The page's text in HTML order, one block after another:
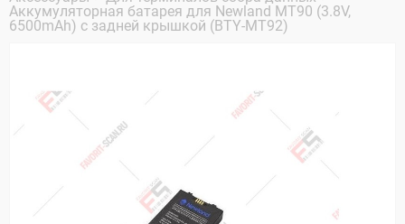
Аккумуляторная батарея для Newland MT90 (3.8V,
6500mAh) с задней крышкой (BTY-MT92)